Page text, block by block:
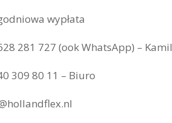
wypłata
281 727 (ook WhatsApp) – Kamil
309 80 11 – Biuro